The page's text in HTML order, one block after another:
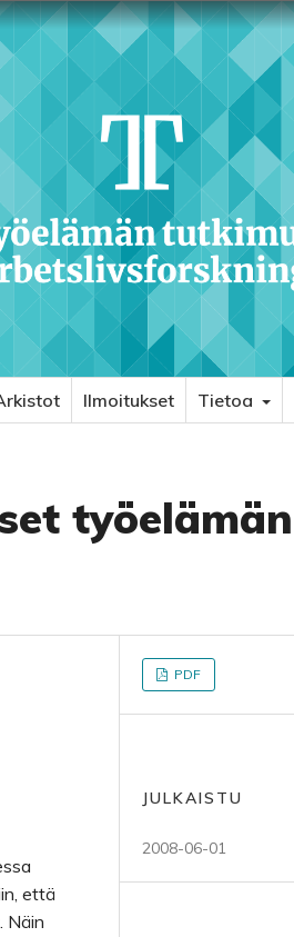
Ilmoitukset Tietoa
työelämän
että
Näin
PDF
JULKAISTU
2008-06-01